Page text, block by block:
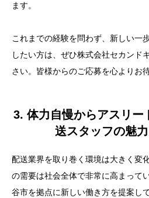
ます。
これまでの経験を問わず、新しい一
したい方は、ぜひ株式会社セカンド
さい。皆様からのご応募を心よりお
3. 体力自慢からアスリー
送スタッフの魅
配送業界を取り巻く環境は大きく変
の需要は社会全体で非常に高まって
谷市を拠点に新しい働き方を提案し